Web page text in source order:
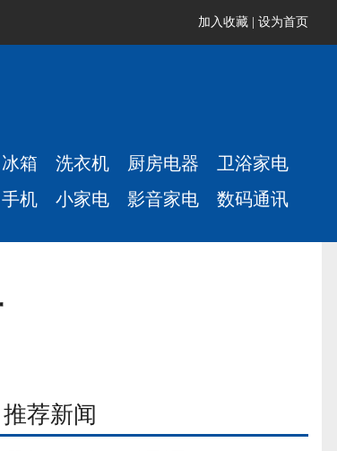
加入收藏 设为首页
冰箱 洗衣机 厨房电器
卫浴家电
手机 小家电 影音家电 数码通讯
推荐新闻